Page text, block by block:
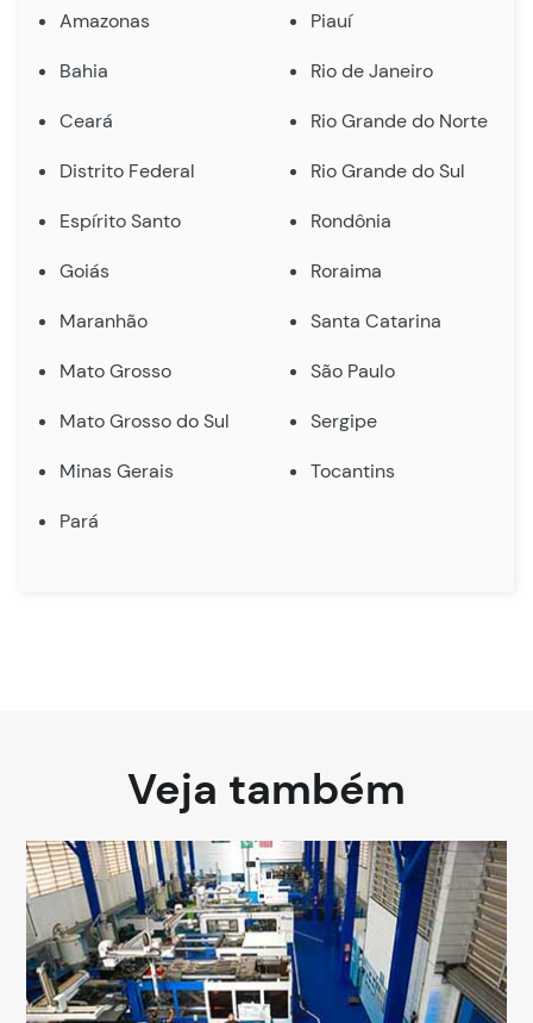
Amazonas
Bahia
Ceará
Distrito Federal
Espírito Santo
Goiás
Maranhão
Mato Grosso
Mato Grosso do Sul
Minas Gerais
Pará
Piauí
Rio de Janeiro
Rio Grande do Norte
Rio Grande do Sul
Rondônia
Roraima
Santa Catarina
São Paulo
Sergipe
Tocantins
Veja também